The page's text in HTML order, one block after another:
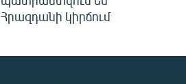
Հրազդանի կիրճում